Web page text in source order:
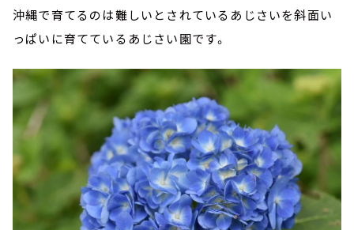
沖縄で育てるのは難しいとされているあじさいを斜面い
っぱいに育てているあじさい園です。